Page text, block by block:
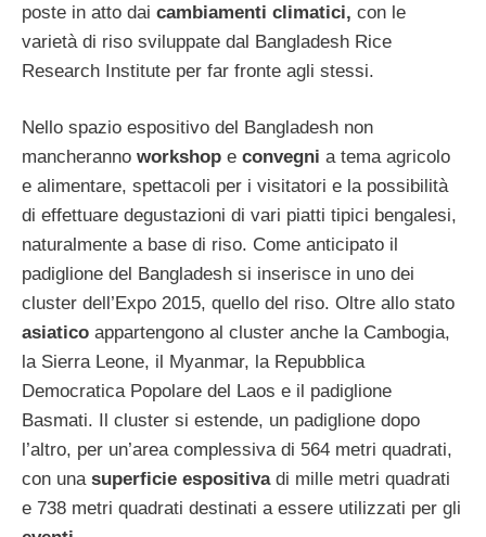
poste in atto dai cambiamenti climatici, con le
varietà di riso sviluppate dal Bangladesh Rice
Research Institute per far fronte agli stessi.
Nello spazio espositivo del Bangladesh non
mancheranno workshop e convegni a tema agricolo
e alimentare, spettacoli per i visitatori e la possibilità
di effettuare degustazioni di vari piatti tipici bengalesi,
naturalmente a base di riso. Come anticipato il
padiglione del Bangladesh si inserisce in uno dei
cluster dell’Expo 2015, quello del riso. Oltre allo stato
asiatico appartengono al cluster anche la Cambogia,
la Sierra Leone, il Myanmar, la Repubblica
Democratica Popolare del Laos e il padiglione
Basmati. Il cluster si estende, un padiglione dopo
l’altro, per un’area complessiva di 564 metri quadrati,
con una superficie espositivadi mille metri quadrati
e 738 metri quadrati destinati a essere utilizzati per gli